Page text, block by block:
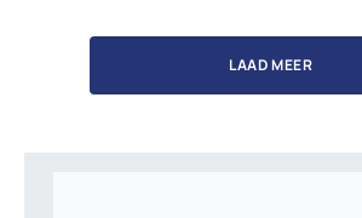
LAAD MEER